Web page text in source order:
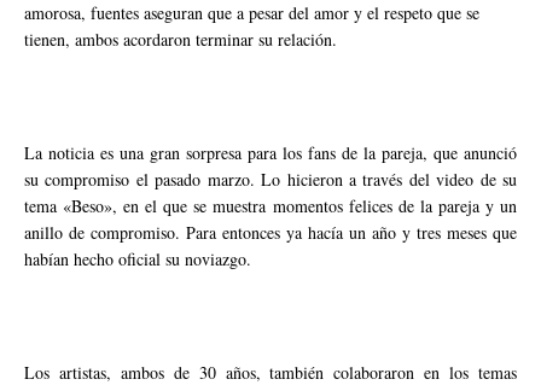
amorosa, fuentes aseguran que a pesar del amor y el respeto que se
tienen, ambos acordaron terminar su relación.
La noticia es una gran sorpresa para los fans de la pareja, que anunció
su compromiso el pasado marzo. Lo hicieron a través del video de su
tema «Beso», en el que se muestra momentos felices de la pareja y un
anillo de compromiso. Para entonces ya hacía un año y tres meses que
habían hecho oficial su noviazgo.
Los artistas, ambos de 30 años, también colaboraron en los temas